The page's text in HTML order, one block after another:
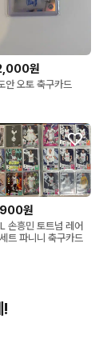
원
안 오토 축구카드
원
손흥민 토트넘 레어
트 파니니 축구카드
!